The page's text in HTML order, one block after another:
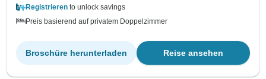
Registrieren to unlock savings
Preis basierend auf privatem Doppelzimmer
Reise ansehen
Broschüre herunterladen